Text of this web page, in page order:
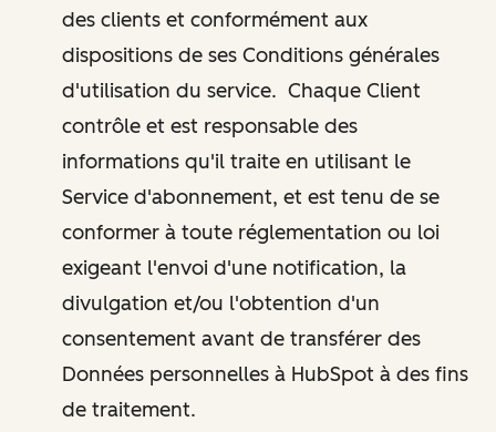
des clients et conformément aux
dispositions de ses Conditions générales
d'utilisation du service. Chaque Client
contrôle et est responsable des
informations qu'il traite en utilisant le
Service d'abonnement, et est tenu de se
conformer à toute réglementation ou loi
exigeant l'envoi d'une notification, la
divulgation et/ou l'obtention d'un
consentement avant de transférer des
Données personnelles à HubSpot à des fins
de traitement.